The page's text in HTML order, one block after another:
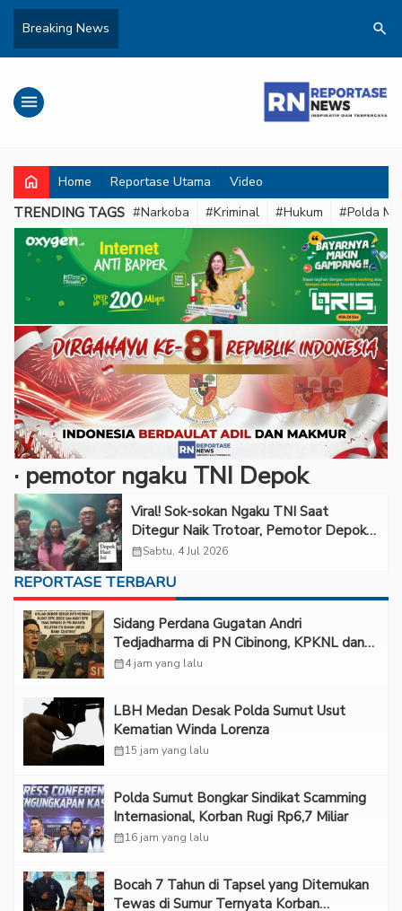
Breaking News search
menu
home Home Reportase Utama Video
TRENDING TAGS #Narkoba #Kriminal #Hukum #Polda
· ‎pemotor ngaku TNI Depok
Viral! Sok-sokan Ngaku TNI Saat
Ditegur Naik Trotoar, Pemotor Depok
Ternyata Karyawan Swasta
calendar_monthSabtu, 4 Jul 2026
REPORTASE TERBARU
Sidang Perdana Gugatan Andri
Tedjadharma di PN Cibinong, KPKNL dan
PUPN Mangkir
calendar_month4 jam yang lalu
LBH Medan Desak Polda Sumut Usut
Kematian Winda Lorenza
calendar_month15 jam yang lalu
Polda Sumut Bongkar Sindikat Scamming
Internasional, Korban Rugi Rp6,7 Miliar
calendar_month16 jam yang lalu
Bocah 7 Tahun di Tapsel yang Ditemukan
Tewas di Sumur Ternyata Korban